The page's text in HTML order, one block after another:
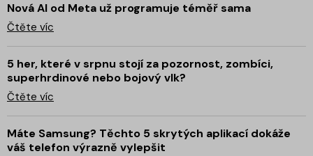
Nová AI od Meta už programuje téměř sama
Čtěte víc
5 her, které v srpnu stojí za pozornost, zombíci,
superhrdinové nebo bojový vlk?
Čtěte víc
Máte Samsung? Těchto 5 skrytých aplikací dokáže
váš telefon výrazně vylepšit